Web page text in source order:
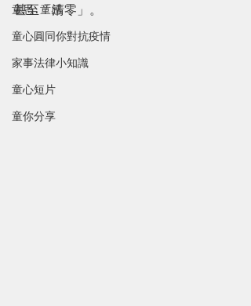
童思 · 童感
童心圓同你對抗疫情
家事法律小知識
童心短片
童你分享
甚至「清零」。